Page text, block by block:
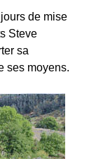
de mise
Steve
sa
ses moyens.